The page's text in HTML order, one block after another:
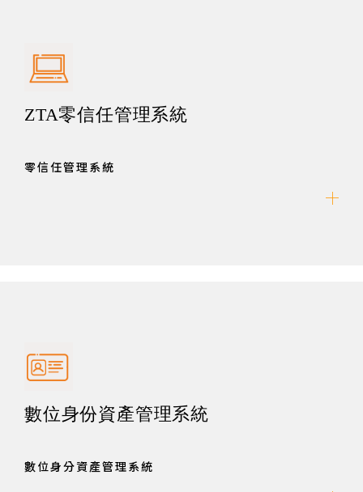
ZTA零信任管理系統
零信任管理系統
數位身份資產管理系統
數位身分資產管理系統